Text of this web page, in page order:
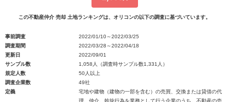
この不動産仲介 売却 土地ランキングは、オリコンの以下の調査に基づいています。
事前調査
2022/01/10～2022/03/25
調査期間
2022/03/28～2022/04/18
更新日
2022/09/01
サンプル数
1,058人（調査時サンプル数1,331人）
規定人数
50人以上
調査企業数
49社
定義
宅地や建物（建物の一部を含む）の売買、交換または貸借の代
理、仲介、斡旋行為を業務として行う企業のうち、不動産の売